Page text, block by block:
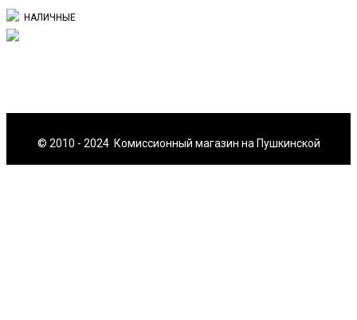
НАЛИЧНЫЕ
© 2010 - 2024 Комиссионный магазин на Пушкинской